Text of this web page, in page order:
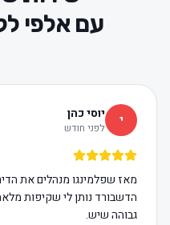
עם אלפי
י יוסי כהן
לפני חודש
מאז שפלמינגו מנהלים את
הדשבורד נותן לי שקיפות
גבוהה שיש.